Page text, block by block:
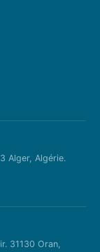
Alger, Algérie.
31130 Oran,